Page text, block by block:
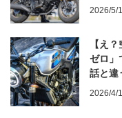
2026/5/1
【え
ゼロ」
話と違
てなら
2026/4/